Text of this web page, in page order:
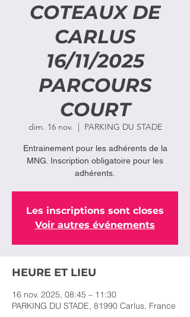
COTEAUX DE
CARLUS
16/11/2025
PARCOURS
COURT
dim. 16 nov.
  |
PARKING DU STADE
Entrainement pour les adhérents de la
MNG. Inscription obligatoire pour les
adhérents.
Les inscriptions sont closes
Voir autres événements
HEURE ET LIEU
16 nov. 2025, 08:45 – 11:30
PARKING DU STADE, 81990 Carlus, France